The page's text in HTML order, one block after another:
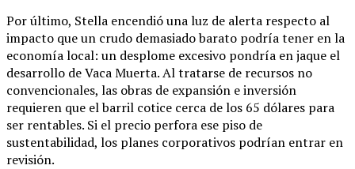
Por último, Stella encendió una luz de alerta respecto al
impacto que un crudo demasiado barato podría tener en la
economía local: un desplome excesivo pondría en jaque el
desarrollo de Vaca Muerta. Al tratarse de recursos no
convencionales, las obras de expansión e inversión
requieren que el barril cotice cerca de los 65 dólares para
ser rentables. Si el precio perfora ese piso de
sustentabilidad, los planes corporativos podrían entrar en
revisión.